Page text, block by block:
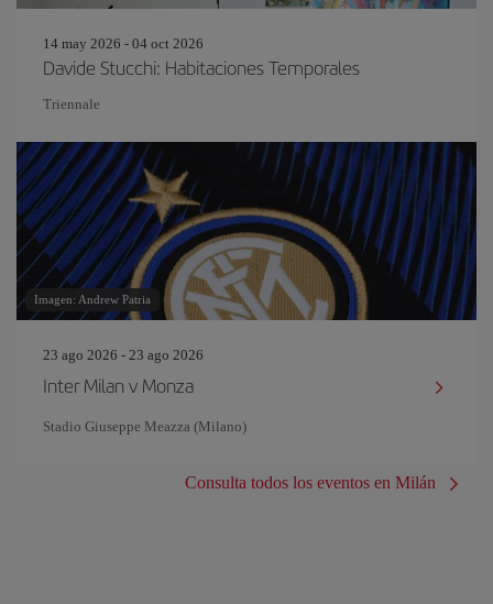
14 may 2026 - 04 oct 2026
Davide Stucchi: Habitaciones Temporales
Triennale
Imagen: Andrew Patria
23 ago 2026 - 23 ago 2026
Inter Milan v Monza
Stadio Giuseppe Meazza (Milano)
Consulta todos los eventos en Milán